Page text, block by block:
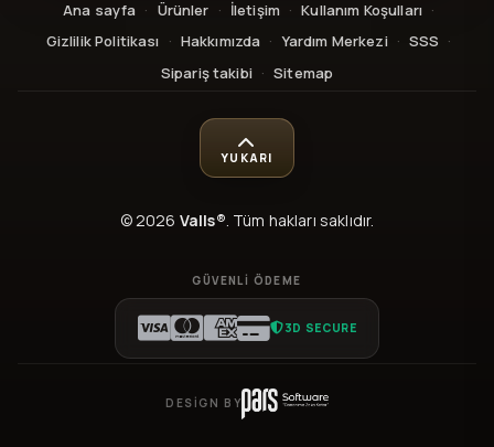
Ana sayfa · Ürünler · İletişim · Kullanım Koşulları ·
Gizlilik Politikası
· Hakkımızda · Yardım Merkezi · SSS ·
Sipariş takibi · Sitemap
© 2026 Valls®. Tüm hakları saklıdır.
YUKARI
GÜVENLI ÖDEME
3D SECURE
DESIGN BY